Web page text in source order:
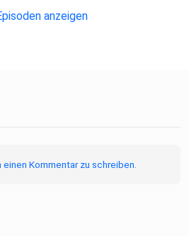
anzeigen
einen Kommentar zu schreiben.